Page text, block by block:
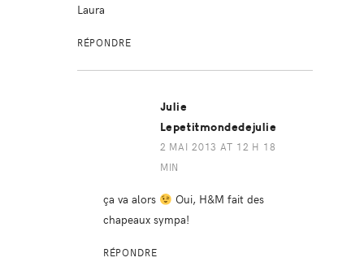
Laura
RÉPONDRE
Julie
Lepetitmondedejulie
2 MAI 2013 AT 12 H 18
MIN
ça va alors
Oui, H&M fait des
chapeaux sympa!
RÉPONDRE